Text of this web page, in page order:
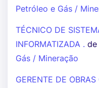
Petróleo e Gás /
TÉCNICO DE
INFORMATIZADA . de
Gás / Mineração
GERENTE DE OBRAS